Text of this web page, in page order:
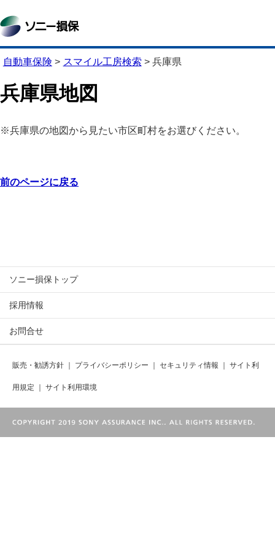
自動車保険 > スマイル工房検索 > 兵庫県
兵庫県地図
※兵庫県の地図から見たい市区町村をお選びください。
前のページに戻る
ソニー損保トップ
採用情報
お問合せ
販売・勧誘方針 プライバシーポリシー セキュリティ情報 サイト利
用規定 サイト利用環境